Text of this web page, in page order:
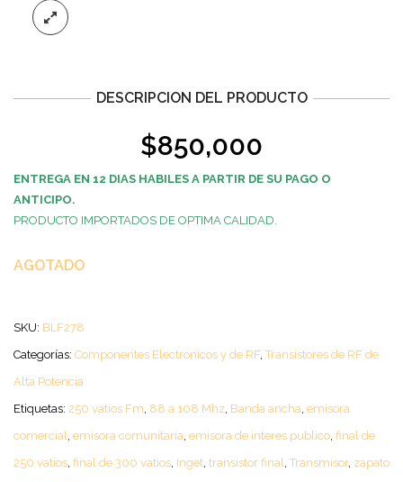
DESCRIPCION DEL PRODUCTO
$850,000
ENTREGA EN 12 DIAS HABILES A PARTIR DE SU PAGO O
ANTICIPO.
PRODUCTO IMPORTADOS DE OPTIMA CALIDAD.
AGOTADO
SKU: BLF278
Categorías: Componentes Electronicos y de RF,Transistores de RF de
Alta Potencia
Etiquetas: 250 vatios Fm, 88 a 108 Mhz, Banda ancha, emisora
comercial, emisora comunitaria, emisora de interes publico, final de
250 vatios, final de 300 vatios, Inget, transistor final,Transmisor, zapato